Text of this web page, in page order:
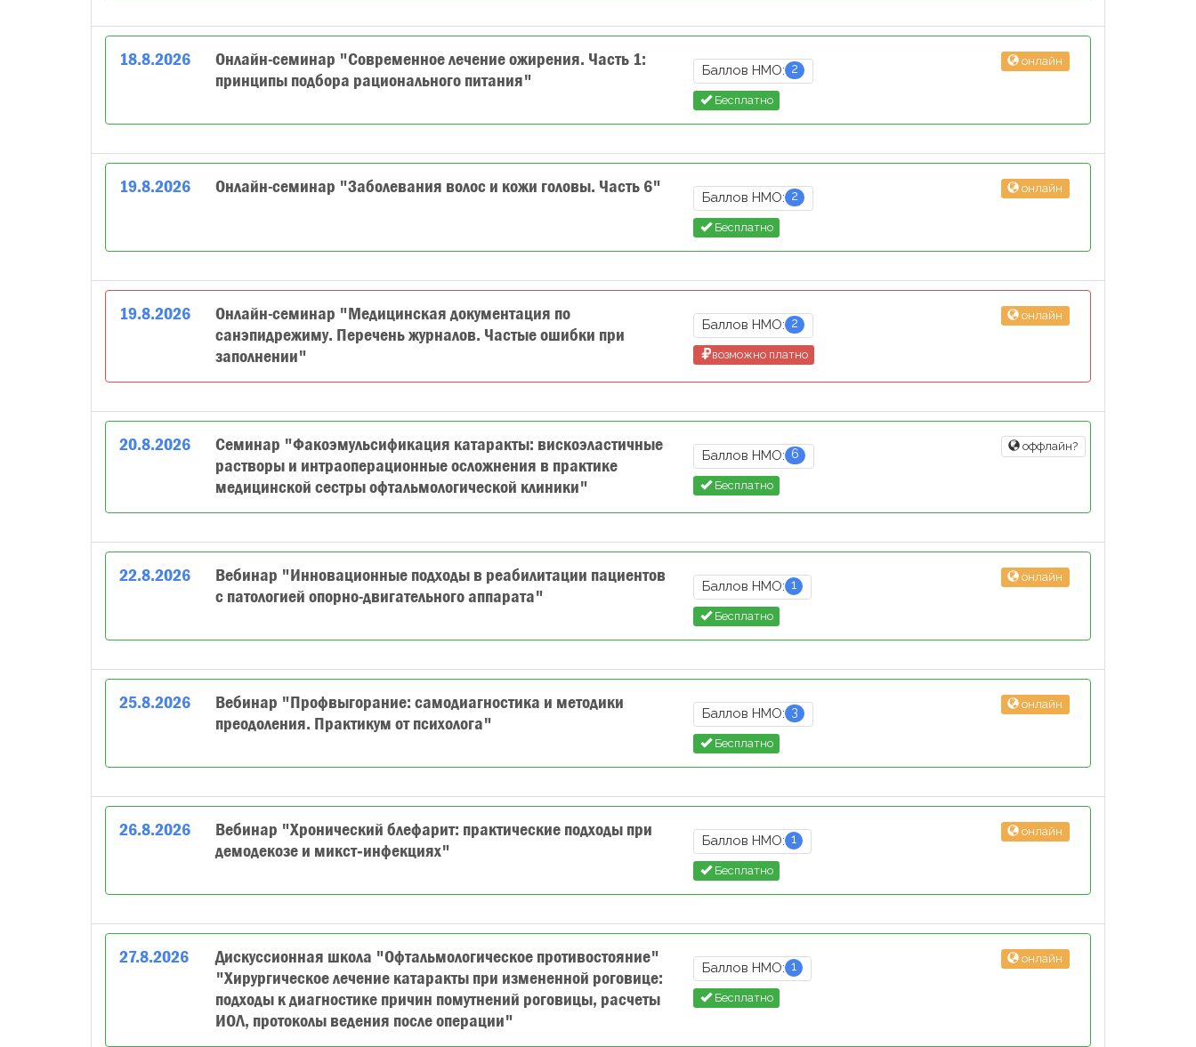
18.8.2026
Онлайн-семинар "Современное лечение ожирения. Часть 1:
принципы подбора рационального питания"
Баллов НМО: 2
онлайн
Бесплатно
19.8.2026 Онлайн-семинар "Заболевания волос и кожи головы. Часть 6" Баллов НМО: 2
онлайн
Бесплатно
19.8.2026
Онлайн-семинар "Медицинская документация по
санэпидрежиму. Перечень журналов. Частые ошибки при
заполнении"
Баллов НМО: 2
онлайн
возможно платно
20.8.2026
Семинар "Факоэмульсификация катаракты: вискоэластичные
растворы и интраоперационные осложнения в практике
медицинской сестры офтальмологической клиники"
Баллов НМО: 6
оффлайн?
Бесплатно
22.8.2026
Вебинар "Инновационные подходы в реабилитации пациентов
с патологией опорно-двигательного аппарата"
Баллов НМО: 1
онлайн
Бесплатно
25.8.2026
Вебинар "Профвыгорание: самодиагностика и методики
преодоления. Практикум от психолога"
Баллов НМО: 3
онлайн
Бесплатно
26.8.2026
Вебинар "Хронический блефарит: практические подходы при
демодекозе и микст‑инфекциях"
Баллов НМО: 1
онлайн
Бесплатно
27.8.2026
Дискуссионная школа "Офтальмологическое противостояние"
"Хирургическое лечение катаракты при измененной роговице:
подходы к диагностике причин помутнений роговицы, расчеты
ИОЛ, протоколы ведения после операции"
Баллов НМО: 1
онлайн
Бесплатно